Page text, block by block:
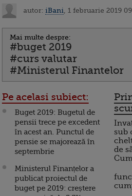
autor: iBani , 1 februarie 2019
Mai multe despre:
#buget 2019
#curs valutar
#Ministerul Finantelor
Pe acelasi subiect:
Buget 2019: Bugetul de
pensii trece pe excedent
în acest an. Punctul de
pensie se majorează în
septembrie
Ministerul Finanțelor a
publicat proiectul de
buget pe 2019: creștere
sub
de